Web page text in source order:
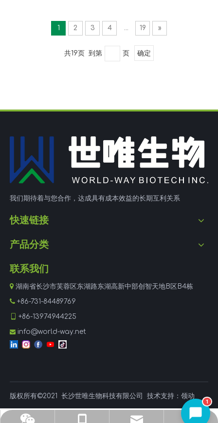
1 2 3 4 ... 19 »
共19页 到第 页 确定
我们期待着与您合作，达成具有成本效益的长期互利关系
快速链接
产品分类
联系我们
 湖南省长沙市芙蓉区东湖路东湖高新中部创智天地B区B4栋
 +86-731-84489769
+86-13974944225
 info@world-way.net
版权所有©2021 长沙世唯生物科技有限公司 技术支持： 领动
1